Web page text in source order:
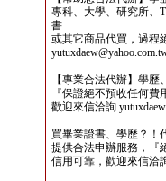
專科、大學、研究所、
書
或其它商品代買，過程
【專業合法代辦】學
『保證絕不預收任何
歡迎來信洽詢
買畢業證書、學歷？！
提供合法申辦服務，『
信用可靠，歡迎來信洽